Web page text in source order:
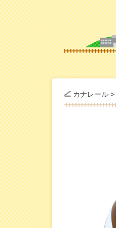
カナレール >